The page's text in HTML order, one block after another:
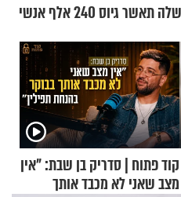
על רקע החשש מהסלמה: הממשלה תאשר גיוס 240 אלף אנשי
קוד פתוח | סדריק בן שבת: "אין
מצב שאני לא מכבד אותך